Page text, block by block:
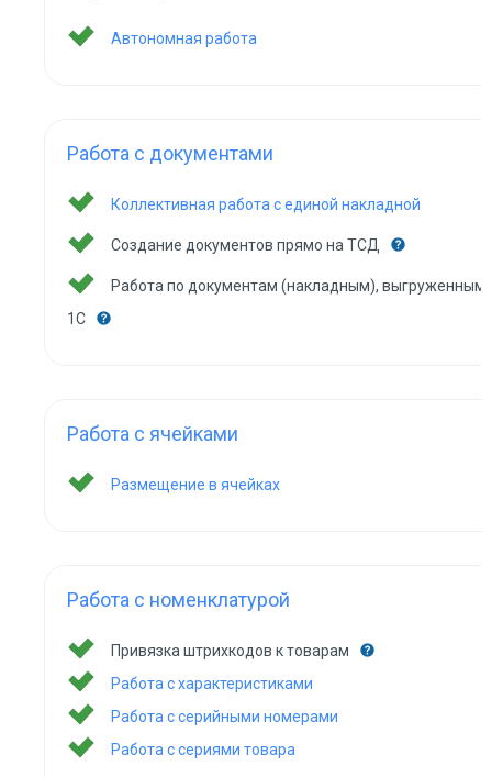
Автономная работа
Работа с документами
Коллективная работа с единой накладной
Создание документов прямо на ТСД
Работа по документам (накладным), выгруженным
1С
Работа с ячейками
Размещение в ячейках
Работа с номенклатурой
Привязка штрихкодов к товарам
Работа с характеристиками
Работа с серийными номерами
Работа с сериями товара